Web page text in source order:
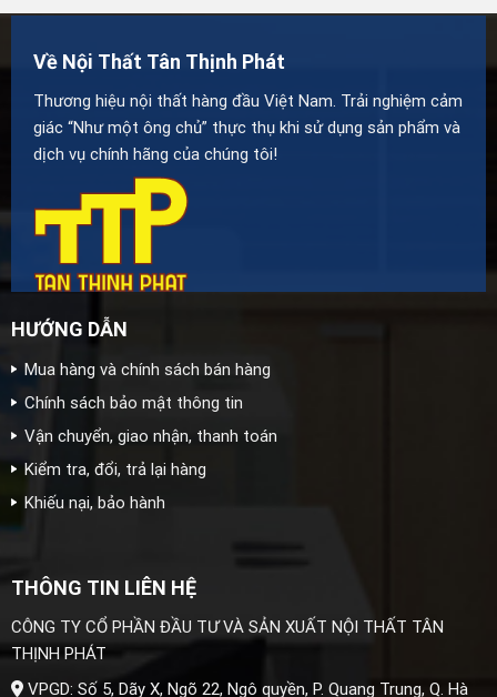
Về Nội Thất Tân Thịnh Phát
Thương hiệu nội thất hàng đầu Việt Nam. Trải nghiệm cảm
giác “Như một ông chủ” thực thụ khi sử dụng sản phẩm và
dịch vụ chính hãng của chúng tôi!
HƯỚNG DẪN
Mua hàng và chính sách bán hàng
Chính sách bảo mật thông tin
Vận chuyển, giao nhận, thanh toán
Kiểm tra, đổi, trả lại hàng
Khiếu nại, bảo hành
THÔNG TIN LIÊN HỆ
CÔNG TY CỔ PHẦN ĐẦU TƯ VÀ SẢN XUẤT NỘI THẤT TÂN
THỊNH PHÁT
VPGD: Số 5, Dãy X, Ngõ 22, Ngô quyền, P. Quang Trung, Q. Hà